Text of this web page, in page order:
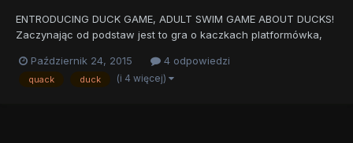
ENTRODUCING DUCK GAME, ADULT SWIM GAME ABOUT DUCKS!
Zaczynając od podstaw jest to gra o kaczkach platformówka,
konkretnego celu, fabuły ani ciągu różnych zadań które trzeba
robić, jest to strzelanka dla 4 graczy która może się ciągnąć...
Październik 24, 2015 4 odpowiedzi
quack duck (i 4 więcej)